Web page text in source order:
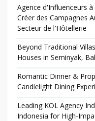
Agence d'Influenceurs
Créer des Campagnes
Secteur de l'Hôtellerie
Beyond Traditional
Houses in Seminyak,
Romantic Dinner &
Candlelight Dining
Leading KOL Agency
Indonesia for High-